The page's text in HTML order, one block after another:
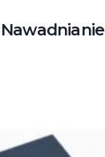
Nawadnianie